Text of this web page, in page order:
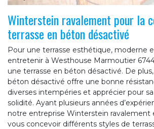
Winterstein ravalement pour la
terrasse en béton désactivé
Pour une terrasse esthétique, moderne
entretenir à Westhouse Marmoutier
une terrasse en béton désactivé. De
béton désactivé offre une bonne
diverses intempéries et apprécier pour
solidité. Ayant plusieurs années
notre entreprise Winterstein ravalement
vous concevoir différents styles de